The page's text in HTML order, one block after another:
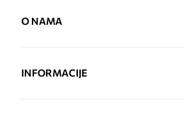
O NAMA
INFORMACIJE